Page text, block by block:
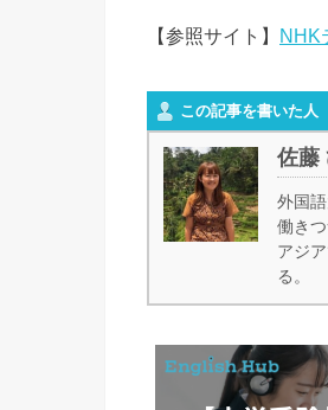
【参照サイト】 NHK
この記事を書いた人
佐藤
外国
働き
アジ
る。